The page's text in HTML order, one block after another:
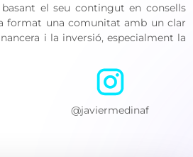
el seu contingut en consells
format una comunitat amb un clar
i la inversió, especialment la
@javiermedinaf